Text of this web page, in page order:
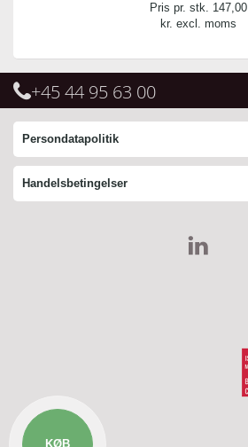
KØB
Pris pr. stk. 147,00
kr. excl. moms
+45 44 95 63 00
Persondatapolitik
Handelsbetingelser